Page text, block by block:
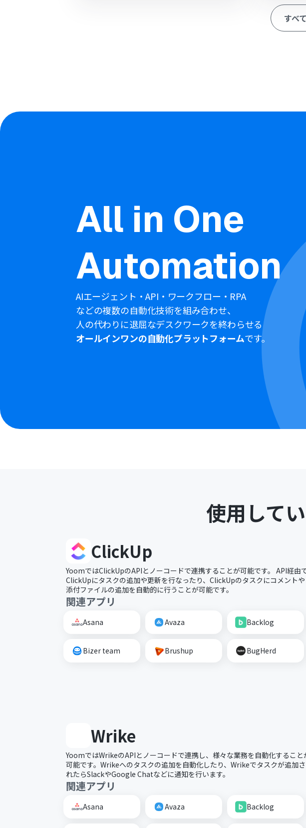
すべ
All in One
Automation
AIエージェント・API・ワークフロー・RPA
などの複数の自動化技術を組み合わせ、
人の代わりに退屈なデスクワークを終わらせる
オールインワンの自動化プラットフォームです。
使用して
ClickUp
YoomではClickUpのAPIとノーコードで連携することが可能です。 API経由
ClickUpにタスクの追加や更新を行なったり、ClickUpのタスクにコメントや
添付ファイルの追加を自動的に行うことが可能です。
関連アプリ
Asana Avaza Backlog
Bizer team Brushup BugHerd
Wrike
YoomではWrikeのAPIとノーコードで連携し、様々な業務を自動化すること
可能です。Wrikeへのタスクの追加を自動化したり、Wrikeでタスクが追加さ
れたらSlackやGoogle Chatなどに通知を行います。
関連アプリ
Asana Avaza Backlog